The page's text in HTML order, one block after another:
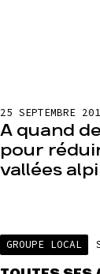
25 SEPTEMBRE
A quand
pour
vallées
GROUPE LOCAL